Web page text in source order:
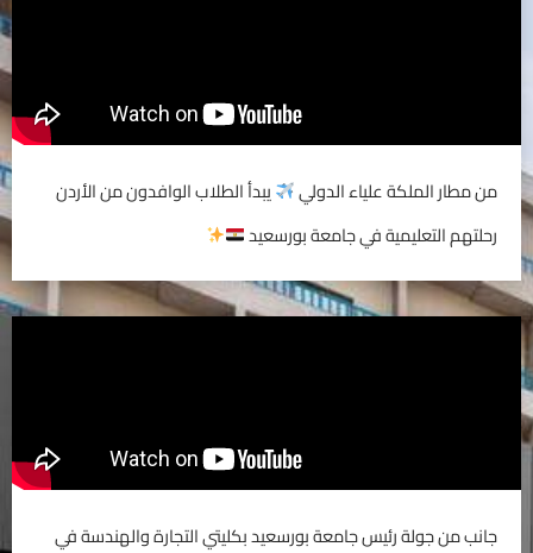
من مطار الملكة علياء الدولي
يبدأ الطلاب الوافدون من الأردن
رحلتهم التعليمية في جامعة بورسعيد
جانب من جولة رئيس جامعة بورسعيد بكليتي التجارة والهندسة في